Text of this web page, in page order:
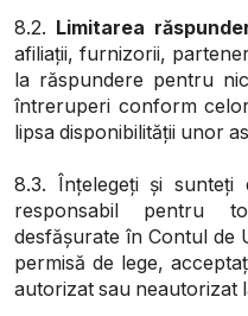
8.2. Limitarea
afiliații, furnizorii,
la răspundere pentru
întreruperi conform
lipsa disponibilității unor
8.3. Înțelegeți și
responsabil pentru
desfășurate în Contul de
permisă de lege,
autorizat sau neautorizat